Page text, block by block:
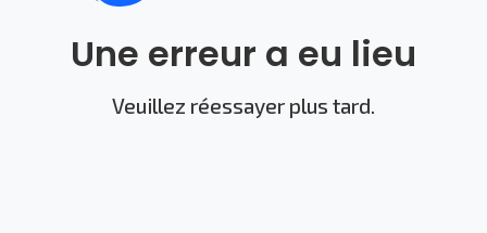
Une erreur a eu lieu
Veuillez réessayer plus tard.